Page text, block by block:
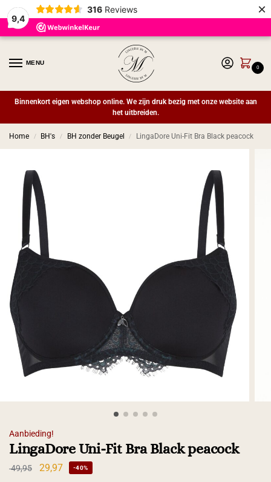
9,4
316 Reviews ×
MENU
0
Binnenkort eigen webshop online. We zijn druk bezig met onze website aan
het uitbreiden.
Home / BH's / BH zonder Beugel / LingaDore Uni-Fit Bra Black peacock
Aanbieding!
LingaDore Uni-Fit Bra Black peacock
49,95 29,97 -40%